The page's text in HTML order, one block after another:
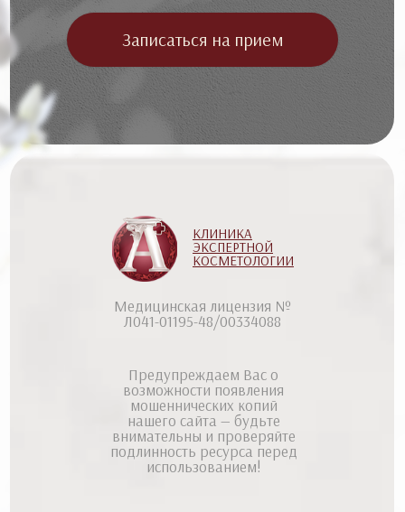
Записаться на прием
КЛИНИКА
ЭКСПЕРТНОЙ
КОСМЕТОЛОГИИ
Предупреждаем Вас о
возможности появления
мошеннических копий
нашего сайта — будьте
внимательны и проверяйте
подлинность ресурса перед
использованием!
Медицинская лицензия №
Л041-01195-48/00334088